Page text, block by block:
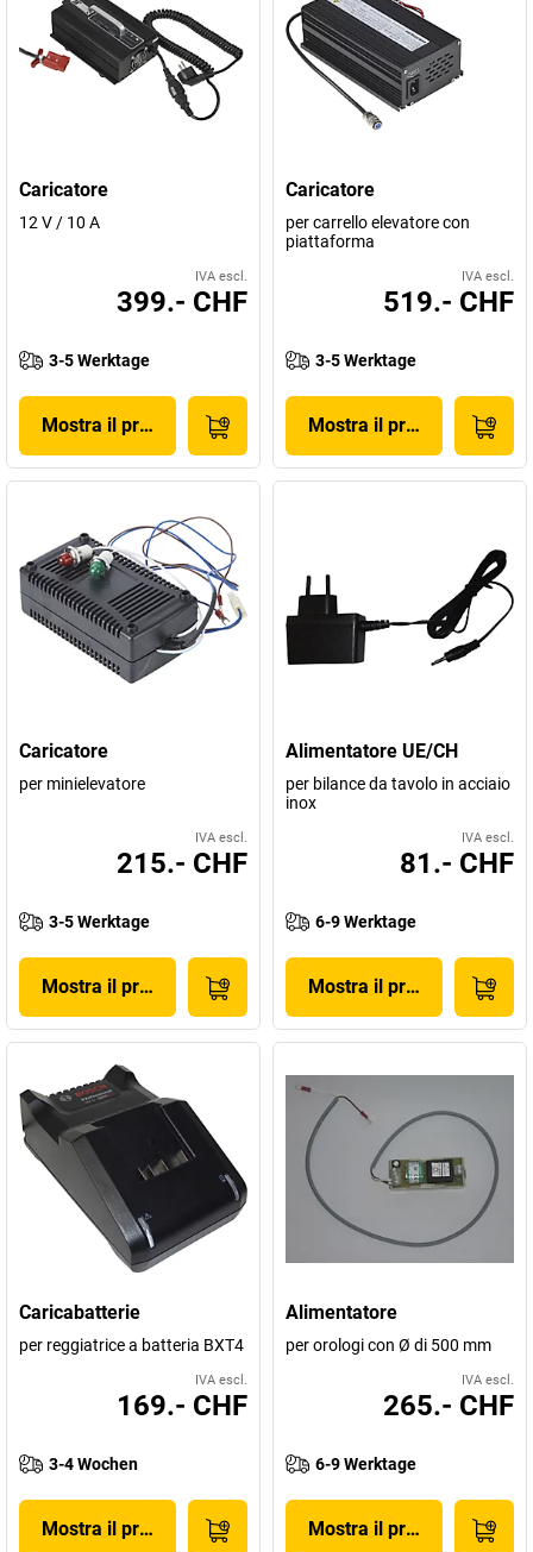
Caricatore
12 V / 10 A
IVA escl.
399.- CHF
3-5 Werktage
Mostra il prodotto
Caricatore
per carrello elevatore con
piattaforma
IVA escl.
519.- CHF
3-5 Werktage
Mostra il prodotto
Caricatore
per minielevatore
IVA escl.
215.- CHF
3-5 Werktage
Mostra il prodotto
Alimentatore UE/CH
per bilance da tavolo in acciaio
inox
IVA escl.
81.- CHF
6-9 Werktage
Mostra il prodotto
Caricabatterie
per reggiatrice a batteria BXT4
IVA escl.
169.- CHF
3-4 Wochen
Mostra il prodotto
Alimentatore
per orologi con Ø di 500 mm
IVA escl.
265.- CHF
6-9 Werktage
Mostra il prodotto